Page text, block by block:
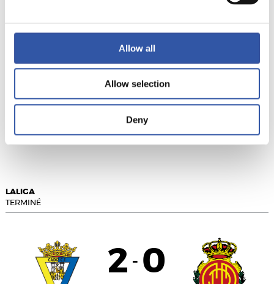
Allow all
Allow selection
Deny
0-1
LALIGA
TERMINÉ
2 - 0